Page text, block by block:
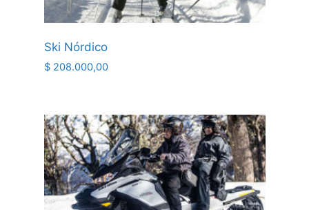
Ski Nórdico
$208.000,00